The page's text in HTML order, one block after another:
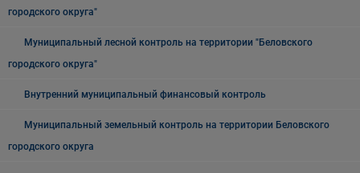
городского округа"
Муниципальный лесной контроль на территории "Беловского
городского округа"
Внутренний муниципальный финансовый контроль
Муниципальный земельный контроль на территории Беловского
городского округа